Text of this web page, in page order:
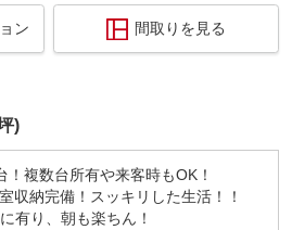
ン 間取りを見る
)
！複数台所有や来客時もOK！
収納完備！スッキリした生活！！
有り、朝も楽ちん！